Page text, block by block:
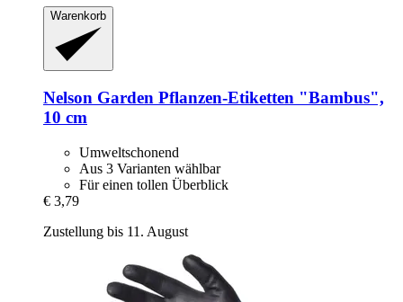
Warenkorb
Nelson Garden Pflanzen-​Etiketten "Bambus",
10 cm
Umweltschonend
Aus 3 Varianten wählbar
Für einen tollen Überblick
€ 3,79
Zustellung bis 11. August